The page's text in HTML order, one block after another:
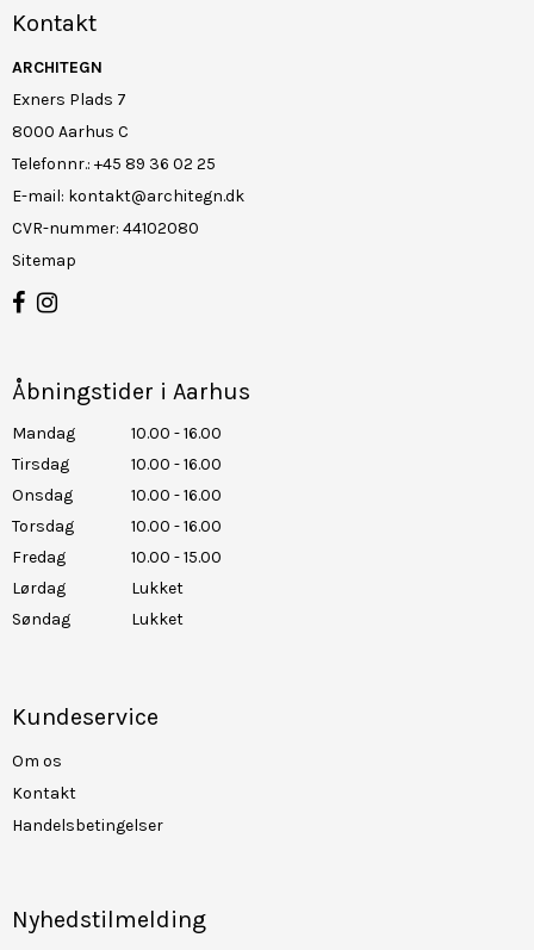
Kontakt
ARCHITEGN
Exners Plads 7
8000 Aarhus C
Telefonnr.: +45 89 36 02 25
E-mail: kontakt@architegn.dk
CVR-nummer: 44102080
Sitemap
Åbningstider i Aarhus
Mandag
10.00 - 16.00
Tirsdag
10.00 - 16.00
Onsdag
10.00 - 16.00
Torsdag
10.00 - 16.00
Fredag
10.00 - 15.00
Lørdag
Lukket
Søndag
Lukket
Kundeservice
Om os
Kontakt
Handelsbetingelser
Nyhedstilmelding